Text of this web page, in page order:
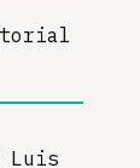
Luis